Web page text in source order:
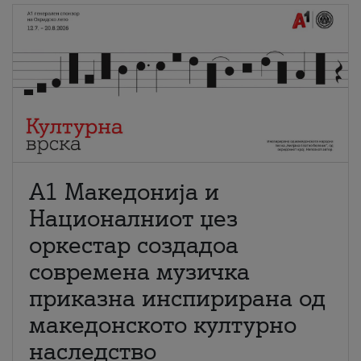
А1 Македонија и
Националниот џез
оркестар создадоа
современа музичка
приказна инспирирана од
македонското културно
наследство